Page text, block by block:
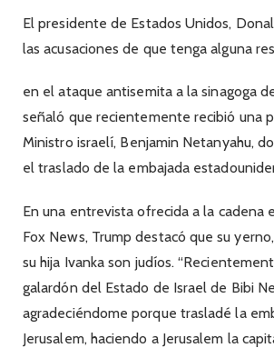
El presidente de Estados Unidos,
las acusaciones de que tenga alguna
en el ataque antisemita a la sinagoga
señaló que recientemente recibió una
Ministro israelí, Benjamin Netanyahu,
el traslado de la embajada
En una entrevista ofrecida a la cadena
Fox News, Trump destacó que su
su hija Ivanka son judíos.
galardón del Estado de Israel de Bibi
agradeciéndome porque trasladé la
Jerusalem, haciendo a Jerusalem la